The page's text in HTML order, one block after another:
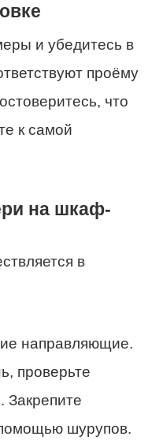
и убедитесь в
проёму
что
к самой
на шкаф-
в
направляющие.
проверьте
Закрепите
шурупов.